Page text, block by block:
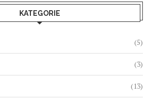
KATEGORIE
(5)
(3)
(13)